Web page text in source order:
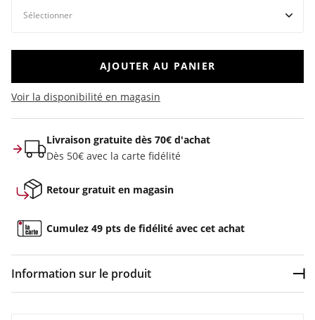
AJOUTER AU PANIER
Voir la disponibilité en magasin
Livraison gratuite dès 70€ d'achat
Dès 50€ avec la carte fidélité
Retour gratuit en magasin
Cumulez 49 pts de fidélité avec cet achat
Information sur le produit